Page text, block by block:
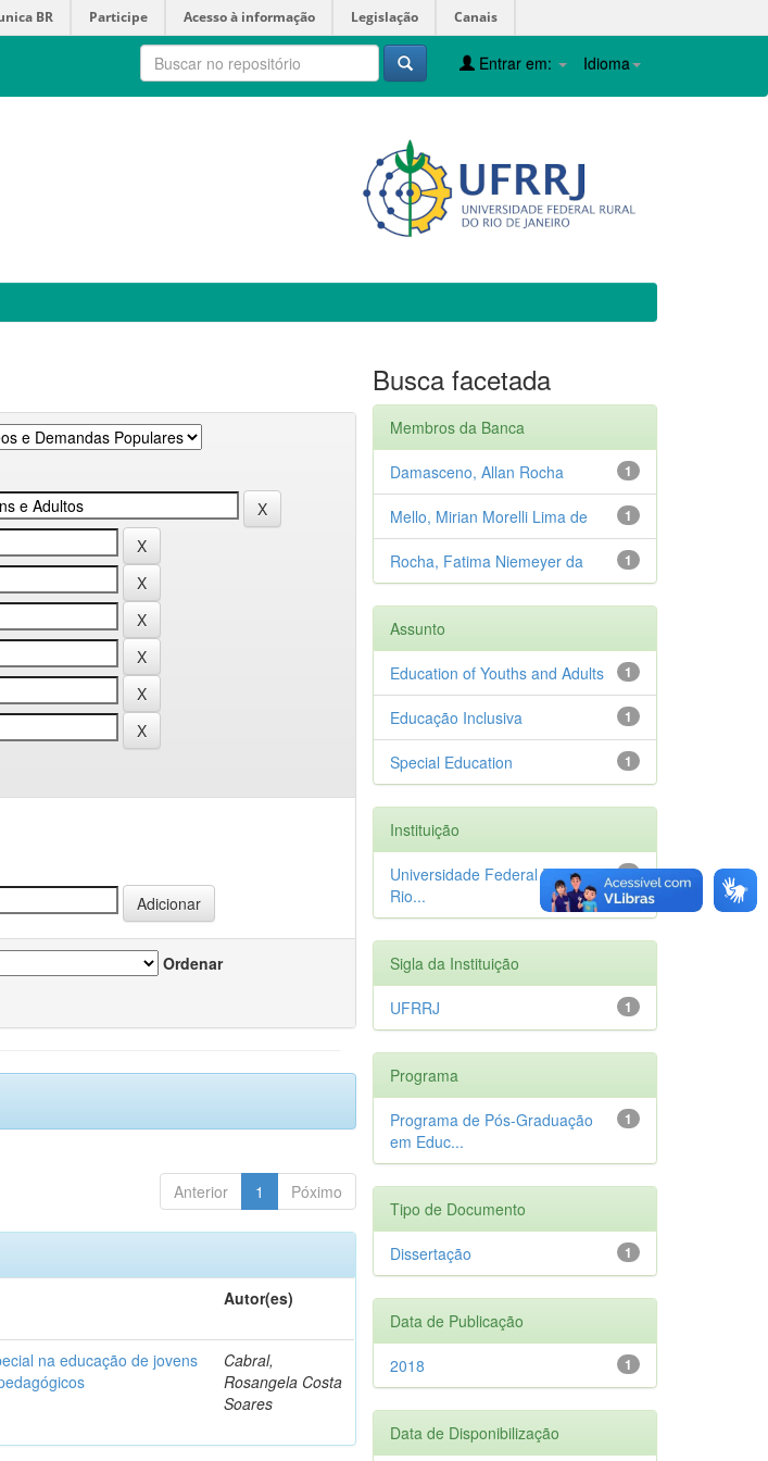
BR Participe Acesso à informação Legislação Canais
Idioma
Entrar em:
Ordenar
Anterior 1 Póximo
Autor(es)
na educação de jovens
Cabral,
Rosangela Costa
Soares
Busca facetada
Membros da Banca
1
Damasceno, Allan Rocha
1
Mello, Mirian Morelli Lima de
1
Rocha, Fatima Niemeyer da
Assunto
1
Education of Youths and Adults
1
Educação Inclusiva
1
Special Education
Instituição
1
Universidade Federal Rural do
Rio...
Sigla da Instituição
1
UFRRJ
Programa
1
Programa de Pós-Graduação
em Educ...
Tipo de Documento
1
Dissertação
Data de Publicação
1
2018
Data de Disponibilização